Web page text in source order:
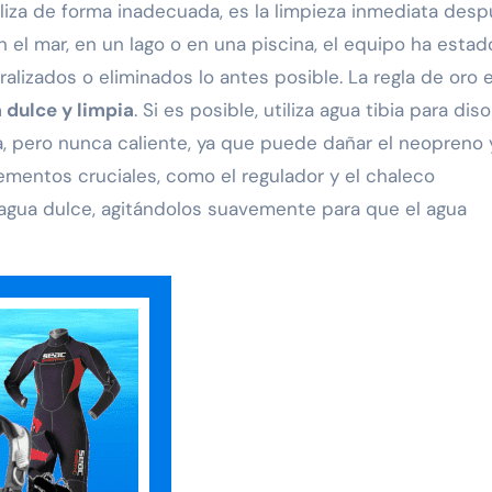
de forma inadecuada, es la limpieza inmediata
mar, en un lago o en una piscina, el equipo ha
o eliminados lo antes posible. La regla de oro
dulce y limpia. Si es posible, utiliza agua tibia para
nunca caliente, ya que puede dañar el neopreno
cruciales, como el regulador y el chaleco
dulce, agitándolos suavemente para que el agua